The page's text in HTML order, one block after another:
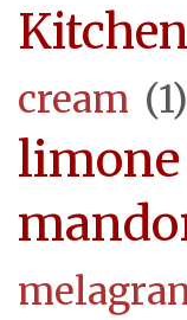
cream (1)
limone